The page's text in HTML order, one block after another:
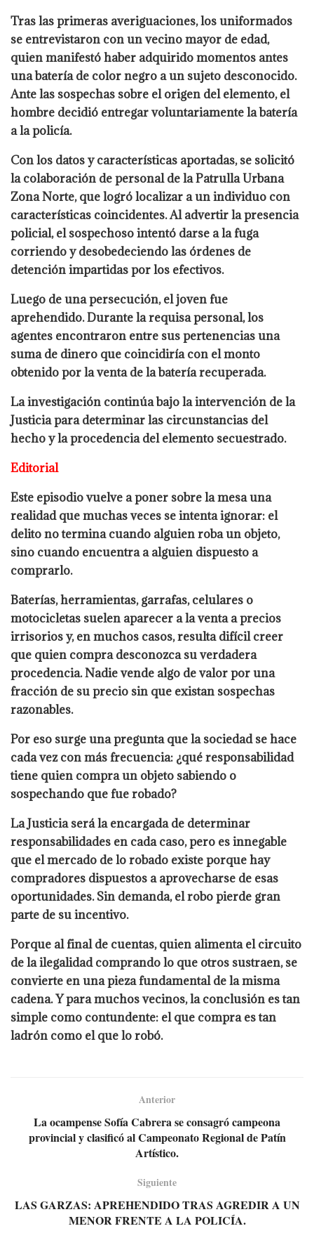
Tras las primeras averiguaciones, los uniformados
se entrevistaron con un vecino mayor de edad,
quien manifestó haber adquirido momentos antes
una batería de color negro a un sujeto desconocido.
Ante las sospechas sobre el origen del elemento, el
hombre decidió entregar voluntariamente la batería
a la policía.
Con los datos y características aportadas, se solicitó
la colaboración de personal de la Patrulla Urbana
Zona Norte, que logró localizar a un individuo con
características coincidentes. Al advertir la presencia
policial, el sospechoso intentó darse a la fuga
corriendo y desobedeciendo las órdenes de
detención impartidas por los efectivos.
Luego de una persecución, el joven fue
aprehendido. Durante la requisa personal, los
agentes encontraron entre sus pertenencias una
suma de dinero que coincidiría con el monto
obtenido por la venta de la batería recuperada.
La investigación continúa bajo la intervención de la
Justicia para determinar las circunstancias del
hecho y la procedencia del elemento secuestrado.
Editorial
Este episodio vuelve a poner sobre la mesa una
realidad que muchas veces se intenta ignorar: el
delito no termina cuando alguien roba un objeto,
sino cuando encuentra a alguien dispuesto a
comprarlo.
Baterías, herramientas, garrafas, celulares o
motocicletas suelen aparecer a la venta a precios
irrisorios y, en muchos casos, resulta difícil creer
que quien compra desconozca su verdadera
procedencia. Nadie vende algo de valor por una
fracción de su precio sin que existan sospechas
razonables.
Por eso surge una pregunta que la sociedad se hace
cada vez con más frecuencia: ¿qué responsabilidad
tiene quien compra un objeto sabiendo o
sospechando que fue robado?
La Justicia será la encargada de determinar
responsabilidades en cada caso, pero es innegable
que el mercado de lo robado existe porque hay
compradores dispuestos a aprovecharse de esas
oportunidades. Sin demanda, el robo pierde gran
parte de su incentivo.
Porque al final de cuentas, quien alimenta el circuito
de la ilegalidad comprando lo que otros sustraen, se
convierte en una pieza fundamental de la misma
cadena. Y para muchos vecinos, la conclusión es tan
simple como contundente: el que compra es tan
ladrón como el que lo robó.
Anterior
La ocampense Sofía Cabrera se consagró campeona
provincial y clasificó al Campeonato Regional de Patín
Artístico.
Siguiente
LAS GARZAS: APREHENDIDO TRAS AGREDIR A UN
MENOR FRENTE A LA POLICÍA.